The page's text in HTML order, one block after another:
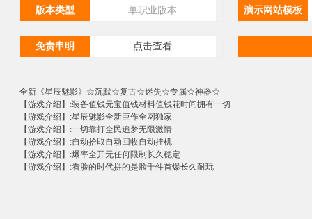
版本类型 单职业版本 演示网站模板
免责申明 点击查看
全新《星辰魅影》☆沉默☆复古☆迷失☆专属☆神器☆
【游戏介绍】:装备值钱元宝值钱材料值钱花时间拥有一切
【游戏介绍】:星辰魅影全新巨作全网独家
【游戏介绍】:一切靠打全民追梦无限激情
【游戏介绍】:自动拾取自动回收自动挂机
【游戏介绍】:爆率全开无任何限制长久稳定
【游戏介绍】:看脸的时代拼的是脸千件首爆长久耐玩